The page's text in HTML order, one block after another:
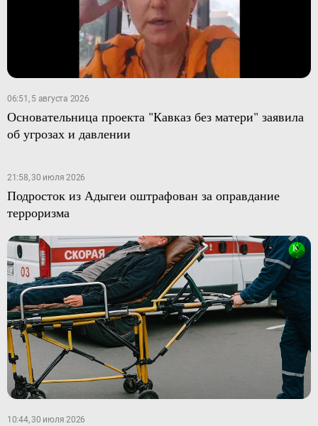
06:51, 5 августа 2026
Основательница проекта "Кавказ без матери" заявила
об угрозах и давлении
21:58, 30 июля 2026
Подросток из Адыгеи оштрафован за оправдание
терроризма
10:44, 30 июля 2026